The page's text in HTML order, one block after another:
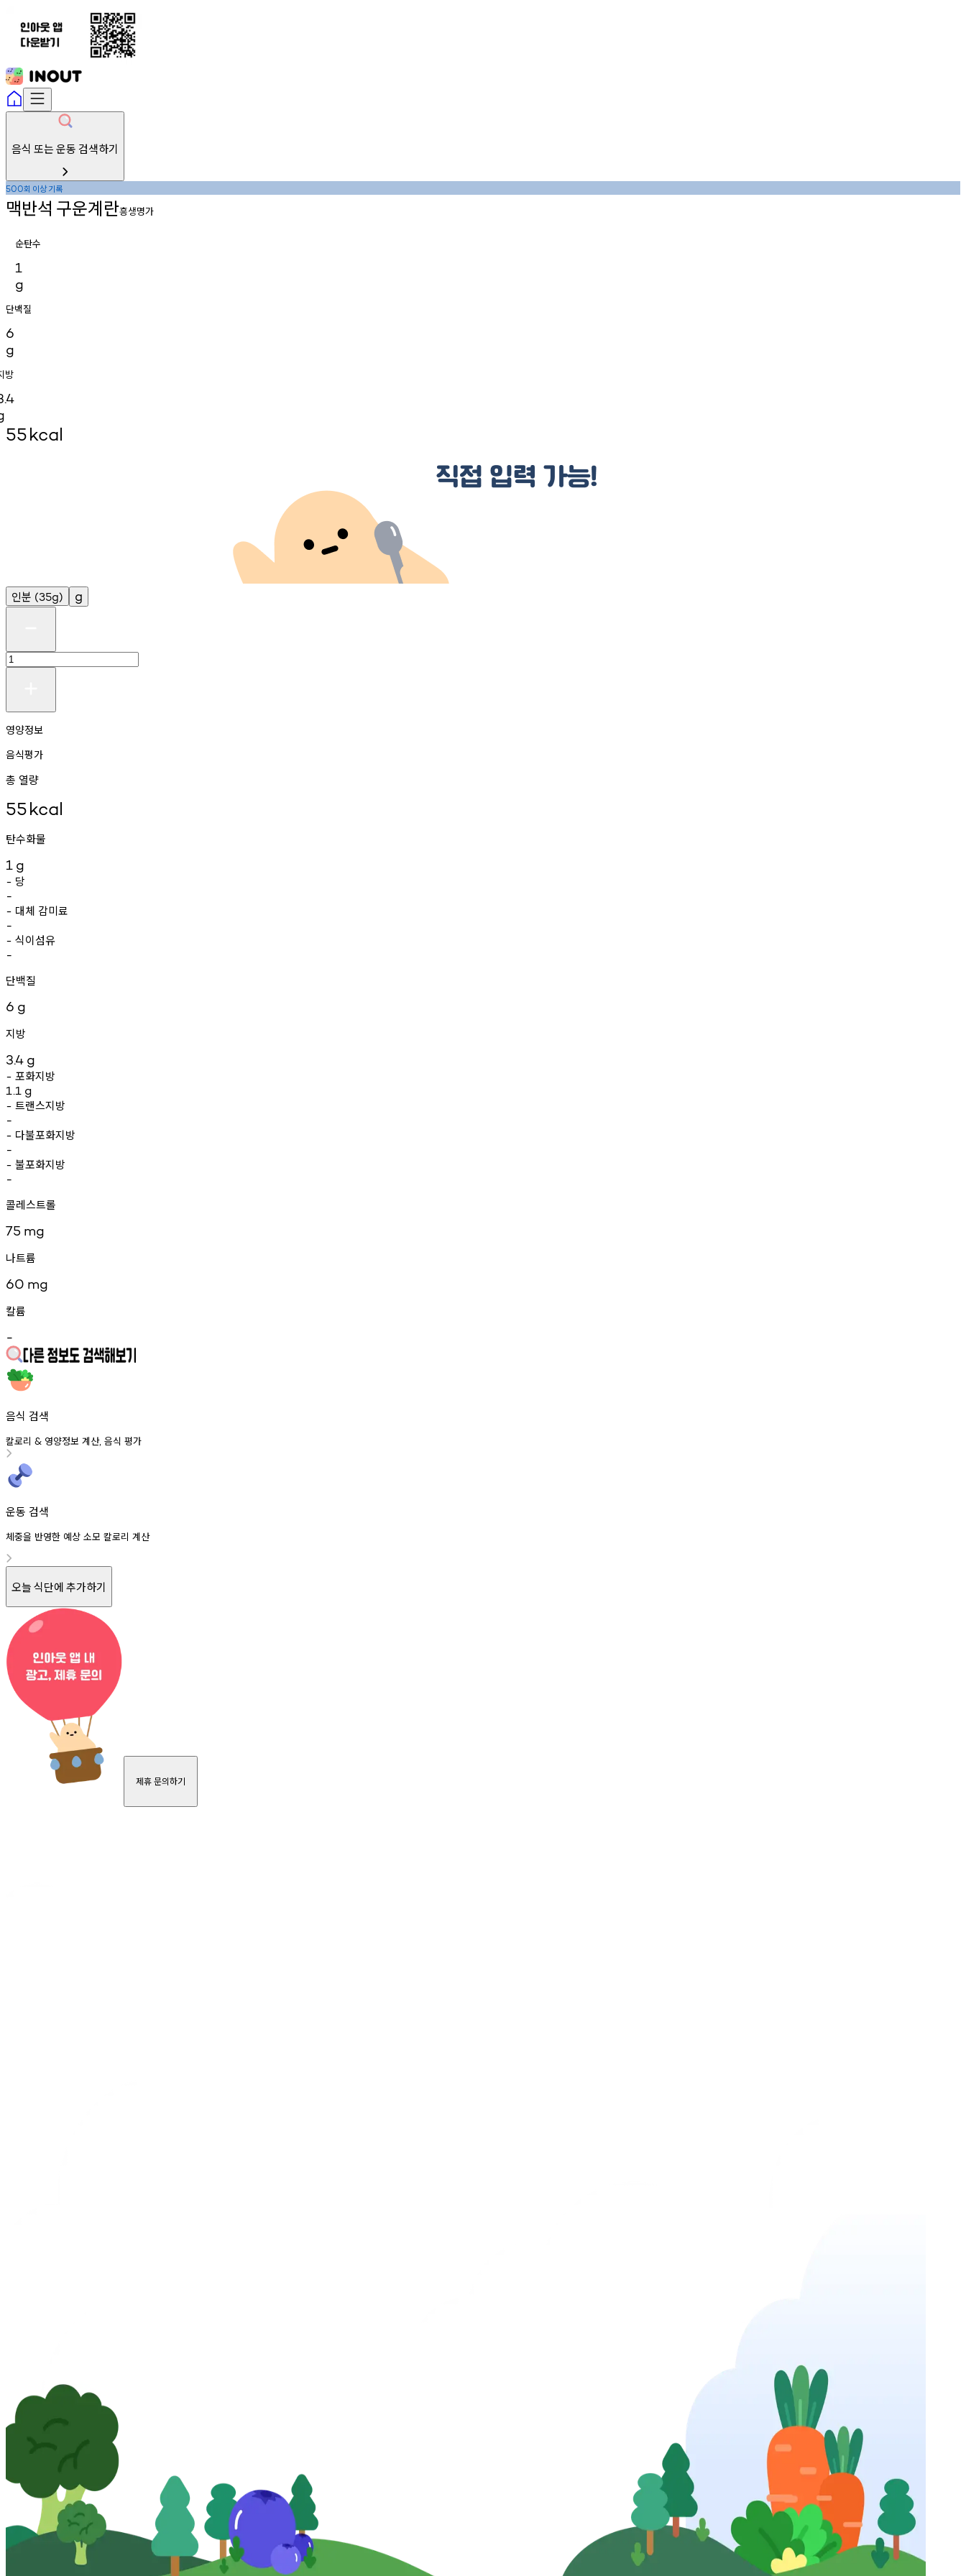
음식 또는 운동 검색하기
500회 이상기록
맥반석 구운계란흥생명가
순탄수
1
g
단백질
6
g
방
55kcal
인분 (35g) g
영양정보
음식평가
총 열량
55kcal
탄수화물
1 g
- 당
-
- 대체 감미료
-
- 식이섬유
-
단백질
6 g
지방
3.4 g
- 포화지방
1.1 g
- 트랜스지방
-
- 다불포화지방
-
- 불포화지방
-
콜레스트롤
75 mg
나트륨
60 mg
칼륨
-
음식 검색
칼로리 & 영양정보 계산, 음식 평가
운동 검색
체중을 반영한 예상 소모 칼로리 계산
오늘 식단에 추가하기
제휴 문의하기